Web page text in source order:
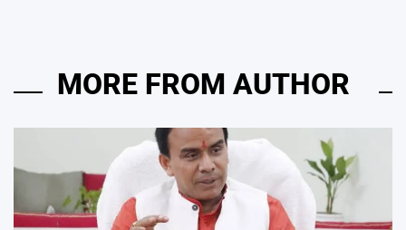
MORE FROM AUTHOR